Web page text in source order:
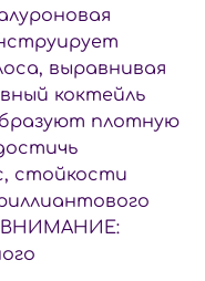
выравнивая
коктейль
плотную
стойкости
ВНИМАНИЕ: